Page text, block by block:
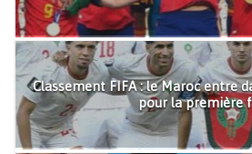
Classement FIFA : le Maroc entre
pour la première